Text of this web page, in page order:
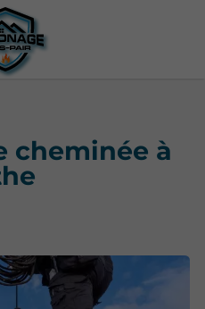
cheminée à